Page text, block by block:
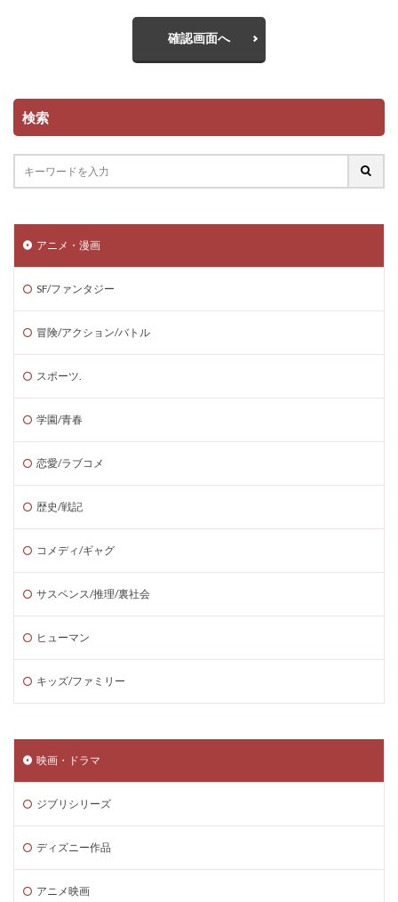
確認画面へ
検索
アニメ・漫画
SF/ファンタジー
冒険/アクション/バトル
スポーツ.
学園/青春
恋愛/ラブコメ
歴史/戦記
コメディ/ギャグ
サスペンス/推理/裏社会
ヒューマン
キッズ/ファミリー
映画・ドラマ
ジブリシリーズ
ディズニー作品
アニメ映画